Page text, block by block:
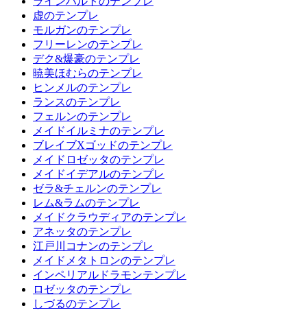
虚のテンプレ
モルガンのテンプレ
フリーレンのテンプレ
デク&爆豪のテンプレ
暁美ほむらのテンプレ
ヒンメルのテンプレ
ランスのテンプレ
フェルンのテンプレ
メイドイルミナのテンプレ
ブレイブXゴッドのテンプレ
メイドロゼッタのテンプレ
メイドイデアルのテンプレ
ゼラ&チェルンのテンプレ
レム&ラムのテンプレ
メイドクラウディアのテンプレ
アネッタのテンプレ
江戸川コナンのテンプレ
メイドメタトロンのテンプレ
インペリアルドラモンテンプレ
ロゼッタのテンプレ
しづるのテンプレ